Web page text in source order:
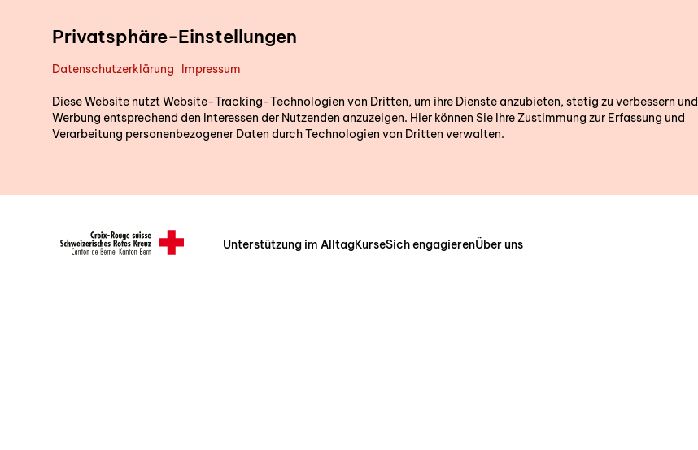
Privatsphäre-Einstellungen
Datenschutzerklärung Impressum
Diese Website nutzt Website-Tracking-Technologien von Dritten, um ihre Dienste anzubieten, stetig zu verbessern und
Werbung entsprechend den Interessen der Nutzenden anzuzeigen. Hier können Sie Ihre Zustimmung zur Erfassung und
Verarbeitung personenbezogener Daten durch Technologien von Dritten verwalten.
Unterstützung im AlltagKurseSich engagierenÜber uns